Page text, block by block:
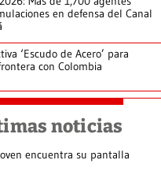
en defensa del Canal
‘Escudo de Acero’ para
con Colombia
noticias
encuentra su pantalla​